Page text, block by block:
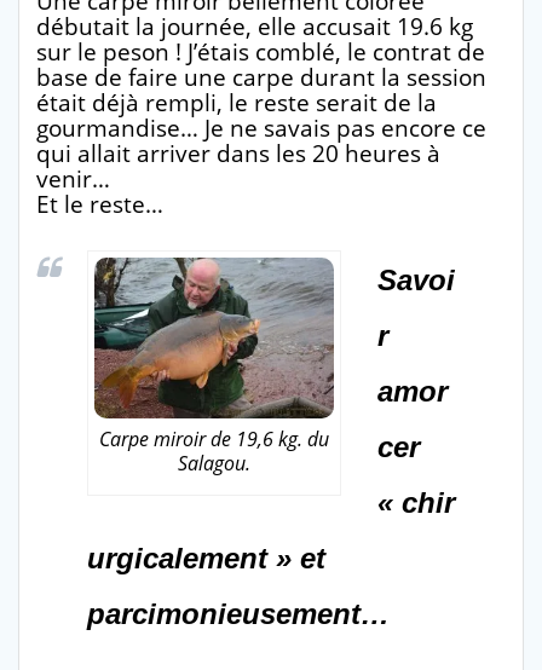
débutait la journée, elle accusait 19.6 kg
sur le peson ! J’étais comblé, le contrat de
base de faire une carpe durant la session
était déjà rempli, le reste serait de la
gourmandise… Je ne savais pas encore ce
qui allait arriver dans les 20 heures à
venir…
Et le reste…
Carpe miroir de 19,6 kg. du
Salagou.
Savoi
r
amor
cer
« chir
urgicalement » et
parcimonieusement…